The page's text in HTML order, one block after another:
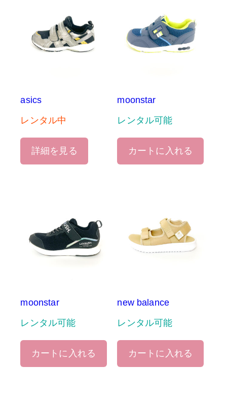
asics
レンタル中
詳細を見る
moonstar
レンタル可能
カートに入れる
moonstar
レンタル可能
カートに入れる
new balance
レンタル可能
カートに入れる